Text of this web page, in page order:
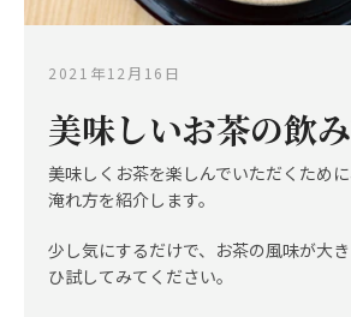
2021年12月16日
美味しいお茶の飲
美味しくお茶を楽しんでいただくため
淹れ方を紹介します。
少し気にするだけで、お茶の風味が大
ひ試してみてください。